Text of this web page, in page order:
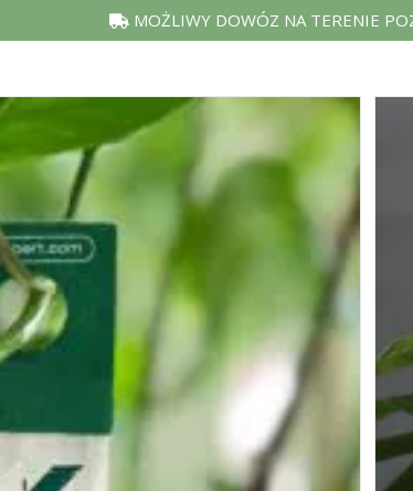
MOŻLIWY DOWÓZ NA TERENIE